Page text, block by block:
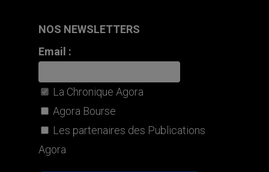
NOS NEWSLETTERS
Email :
La Chronique Agora
Agora Bourse
Les partenaires des Publications
Agora